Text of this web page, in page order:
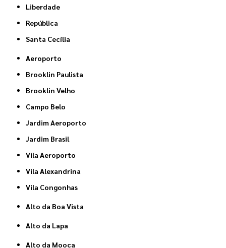
Liberdade
República
Santa Cecília
Aeroporto
Brooklin Paulista
Brooklin Velho
Campo Belo
Jardim Aeroporto
Jardim Brasil
Vila Aeroporto
Vila Alexandrina
Vila Congonhas
Alto da Boa Vista
Alto da Lapa
Alto da Mooca